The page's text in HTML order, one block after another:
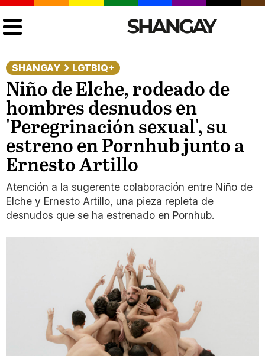
SHANGAY LGTBIQ+
Niño de Elche, rodeado de
hombres desnudos en
'Peregrinación sexual', su
estreno en Pornhub junto a
Ernesto Artillo
Atención a la sugerente colaboración entre Niño de
Elche y Ernesto Artillo, una pieza repleta de
desnudos que se ha estrenado en Pornhub.